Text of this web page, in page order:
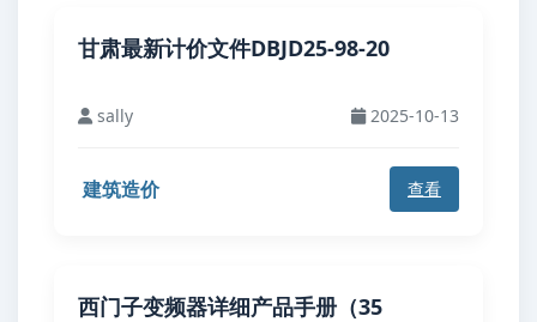
甘肃最新计价文件DBJD25-98-20
sally 2025-10-13
建筑造价 查看
西门子变频器详细产品手册（35